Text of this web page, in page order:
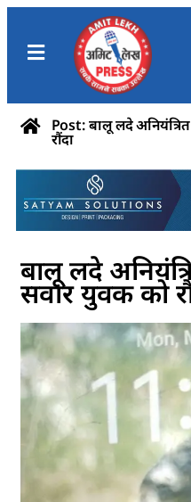
Post: बालू लदे
रौंदा
बालू लदे
सवार युवक को